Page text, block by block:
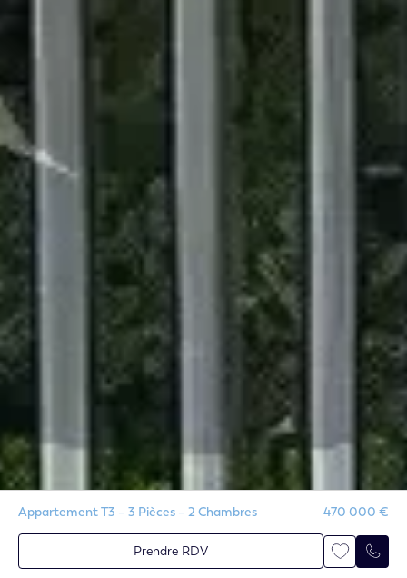
Appartement T3 – 3 Pièces – 2 Chambres 470 000 €
Prendre RDV